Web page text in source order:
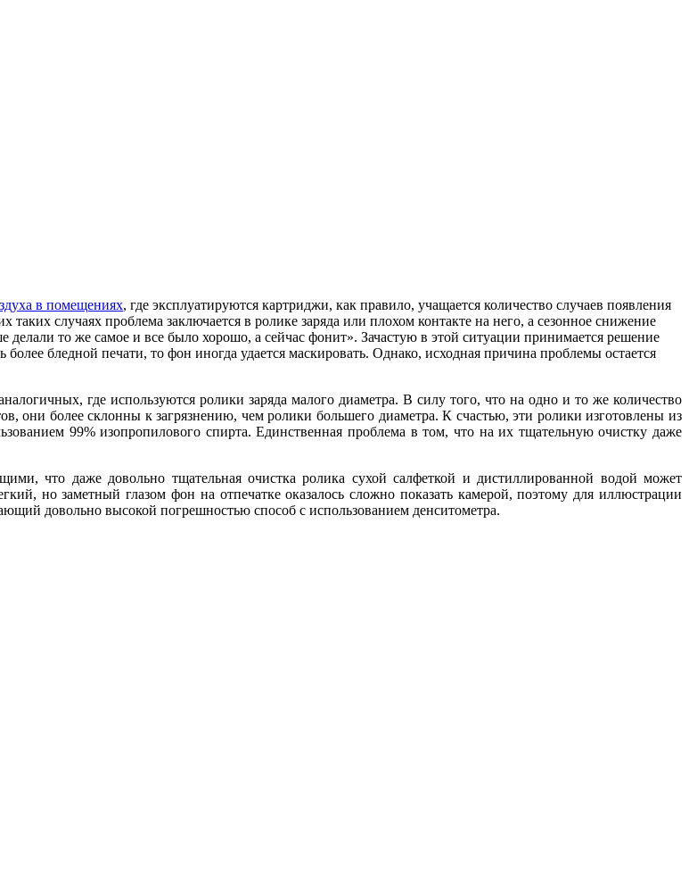
в помещениях, где эксплуатируются картриджи, как правило, учащается количество случаев появления
случаях проблема заключается в ролике заряда или плохом контакте на него, а сезонное снижение
то же самое и все было хорошо, а сейчас фонит». Зачастую в этой ситуации принимается решение
бледной печати, то фон иногда удается маскировать. Однако, исходная причина проблемы остается
где используются ролики заряда малого диаметра. В силу того, что на одно и то же количество
они более склонны к загрязнению, чем ролики большего диаметра. К счастью, эти ролики изготовлены из
99% изопропилового спирта. Единственная проблема в том, что на их тщательную очистку даже
что даже довольно тщательная очистка ролика сухой салфеткой и дистиллированной водой может
но заметный глазом фон на отпечатке оказалось сложно показать камерой, поэтому для иллюстрации
довольно высокой погрешностью способ с использованием денситометра.